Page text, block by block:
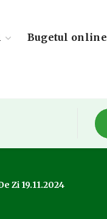
Bugetul online
Zi 19.11.2024